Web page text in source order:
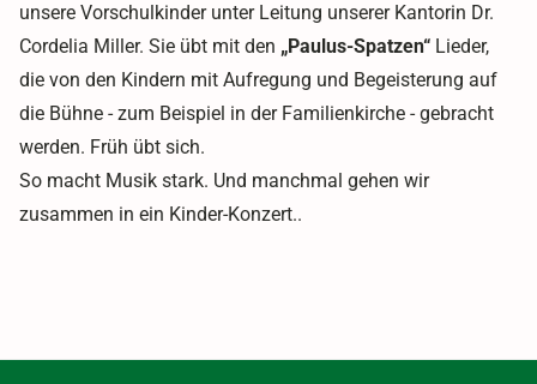
unsere Vorschulkinder unter Leitung unserer Kantorin Dr.
Cordelia Miller. Sie übt mit den „Paulus-Spatzen“ Lieder,
die von den Kindern mit Aufregung und Begeisterung auf
die Bühne - zum Beispiel in der Familienkirche - gebracht
werden. Früh übt sich.
So macht Musik stark. Und manchmal gehen wir
zusammen in ein Kinder-Konzert..